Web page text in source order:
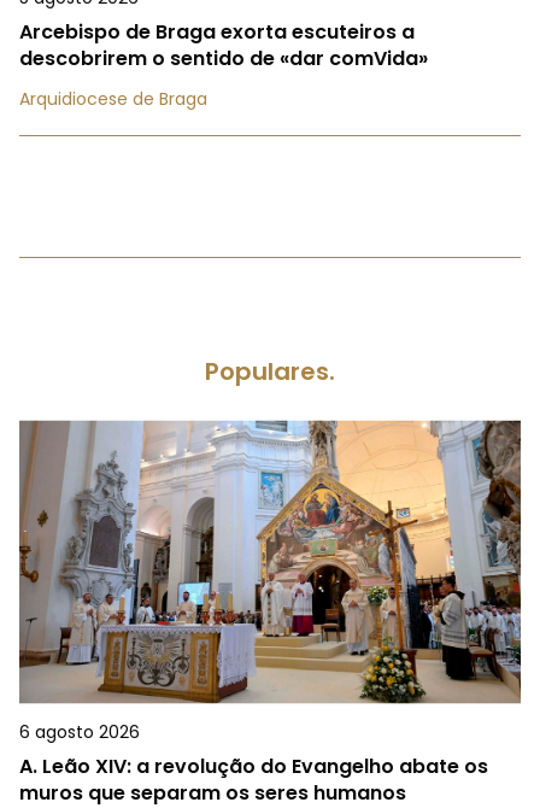
Arcebispo de Braga exorta escuteiros a
descobrirem o sentido de «dar comVida»
Arquidiocese de Braga
Populares.
6 agosto 2026
A. Leão XIV: a revolução do Evangelho abate os
muros que separam os seres humanos